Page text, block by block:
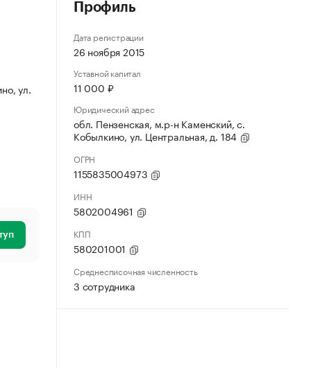
ул.
Профиль
Дата регистрации
26 ноября 2015
Уставной капитал
11 000 ₽
Юридический адрес
обл. Пензенская, м.р-н Каменский, с.
Кобылкино, ул. Центральная, д. 184
ОГРН
1155835004973
ИНН
5802004961
КПП
580201001
Среднесписочная численность
3 сотрудника